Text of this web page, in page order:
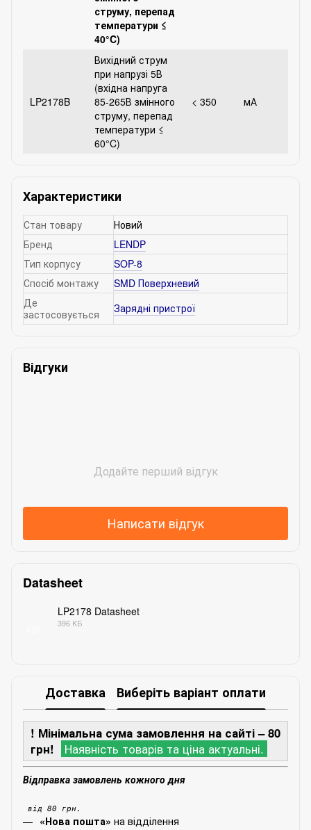
струму, перепад
температури ≤
40°C)
LP2178B
Вихідний струм
при напрузі 5В
(вхідна напруга
85-265В змінного
струму, перепад
температури ≤
60°C)
< 350 мА
Характеристики
Стан товару
Новий
Бренд
LENDP
Тип корпусу
SOP-8
Спосіб монтажу
SMD Поверхневий
Де
застосовується
Зарядні пристрої
Відгуки
Додайте перший відгук
Написати відгук
Datasheet
LP2178 Datasheet
396 КБ
Доставка Виберіть варіант оплати
! Мінімальна сума замовлення на сайті – 80
грн!
Наявність товарів та ціна актуальні.
Відправка замовлень кожного дня
від 80 грн.
«Нова пошта» на відділення